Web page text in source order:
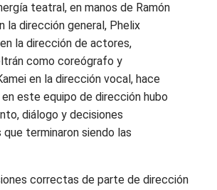
teatral, en manos de Ramón
la dirección general, Phelix
la dirección de actores,
como coreógrafo y
en la dirección vocal, hace
este equipo de dirección hubo
diálogo y decisiones
que terminaron siendo las
correctas de parte de dirección